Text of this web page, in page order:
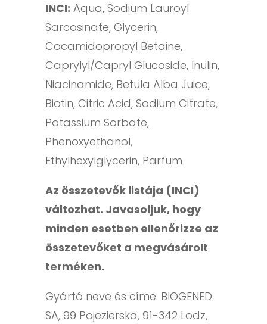
INCI: Aqua, Sodium Lauroyl
Sarcosinate, Glycerin,
Cocamidopropyl Betaine,
Caprylyl/Capryl Glucoside, Inulin,
Niacinamide, Betula Alba Juice,
Biotin, Citric Acid, Sodium Citrate,
Potassium Sorbate,
Phenoxyethanol,
Ethylhexylglycerin, Parfum
Az összetevők listája (INCI)
változhat. Javasoljuk, hogy
minden esetben ellenőrizze az
összetevőket a megvásárolt
terméken.
Gyártó neve és címe: BIOGENED
SA, 99 Pojezierska, 91-342 Lodz,